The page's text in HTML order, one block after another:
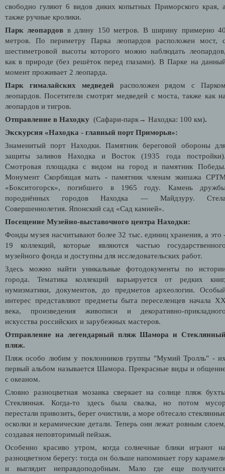
свободно гуляют 6 видов диких копытных Приморского края,
также ручные кролики.
Парк леопардов в длину 150 метров. В ширину примерно
метров. По периметру Парка леопардов расположен мост,
шестиметровой высоты которого можно наблюдать
как в природе (без решёток перед глазами). В Парке на
момент проживает 2 леопарда.
Парк гималайских медведей расположен рядом с
леопардов. Посетители смотрят медведей с моста, также как
леопардов и тигров.
Отправление в Находку (Сафари-парк→ Находка: 100 км).
Экскурсия «Находка - главный порт Приморья»:
Знаменитый порт Находки. Памятник береговой обороны
защиты заливов Находка и Восток (1935 года
Смотровая площадка с видом на город и памятник
Монумент Скорбящая мать - памятник членам экипажа
«Бокситогорск», погибшего в 1965 году. Камень
породнённых городов Находка — Майдзуру.
Совершеннолетия. Японский сад «Сад камней».
Посещение Музейно-выставочного центра Находки:
Фонды музея насчитывают более 32 тыс. единиц хранения, а это
19 коллекций, которые являются частью
музейного фонда и доступны для исследовательских работ.
Здесь можно найти уникальные фотодокументы по
города. Тематика коллекций варьируется от редких
нумизматики, документов, до предметов археологии.
интерес представляют предметы быта переселенцев начала
века, произведения живописи и декоративно-
искусства российских и зарубежных мастеров.
Отправление на легендарный пляж Шамора и
пляж.
Пляж особо любим у поклонников группы "Мумий Тролль" -
первый альбом называется Шамора. Прекрасные виды и
с океаном.
Словно разноцветная мозаика сверкает на солнце пляж
Стеклянная. Когда-то здесь была свалка, но потом
перестали привозить, берег очистили, а море обтесало
осколки и керамические детали. Теперь они лежат ровным
создавая неповторимый пейзаж.
Особенно красиво утром, когда солнечные блики играют
разноцветном берегу: тогда он больше напоминает гору
и выглядит неправдоподобным. Мало где еще